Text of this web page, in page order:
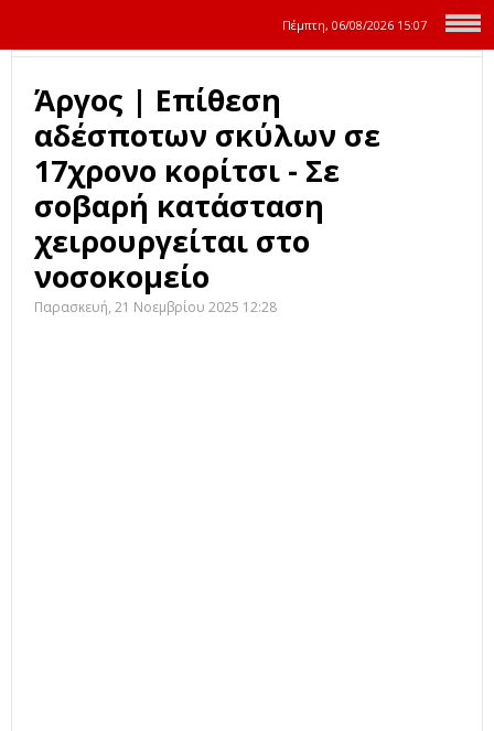
Πέμπτη, 06/08/2026 15:07
Άργος | Επίθεση
αδέσποτων σκύλων σε
17χρονο κορίτσι - Σε
σοβαρή κατάσταση
χειρουργείται στο
νοσοκομείο
Παρασκευή, 21 Νοεμβρίου 2025 12:28